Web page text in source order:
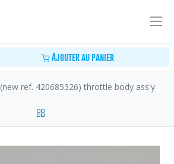
Ajouter au panier
(new ref. 420685326) throttle body ass'y